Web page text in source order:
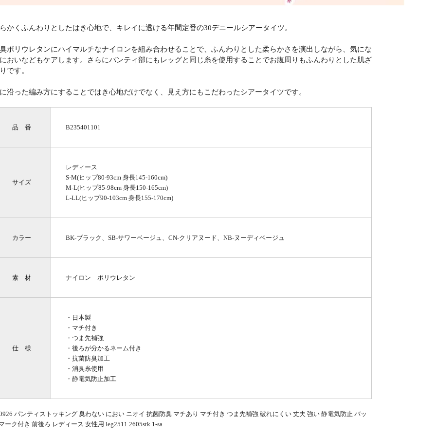
かくふんわりとしたはき心地で、キレイに透ける年間定番の30デニールシアータイツ。
ポリウレタンにハイマルチなナイロンを組み合わせることで、ふんわりとした柔らかさを演出しながら、気にな
おいなどもケアします。さらにパンティ部にもレッグと同じ糸を使用することでお腹周りもふんわりとした肌ざ
です。
沿った編み方にすることではき心地だけでなく、見え方にもこだわったシアータイツです。
品 番 B235401101
サイズ
レディース
S-M(ヒップ80-93cm 身長145-160cm)
M-L(ヒップ85-98cm 身長150-165cm)
L-LL(ヒップ90-103cm 身長155-170cm)
カラー BK-ブラック、SB-サワーベージュ、CN-クリアヌード、NB-ヌーディベージュ
素 材 ナイロン ポリウレタン
仕 様
・日本製
・マチ付き
・つま先補強
・後ろが分かるネーム付き
・抗菌防臭加工
・消臭糸使用
・静電気防止加工
パンティストッキング 臭わない におい ニオイ 抗菌防臭 マチあり マチ付き つま先補強 破れにくい 丈夫 強い 静電気防止 バッ
ーク付き 前後ろ レディース 女性用 leg2511 2605stk 1-sa